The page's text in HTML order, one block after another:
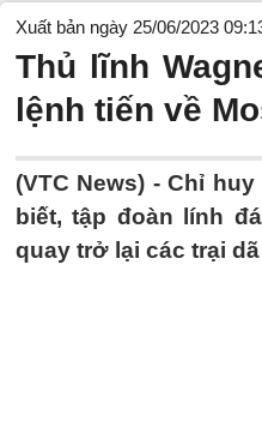
Xuất bản ngày 25/06/2023
Thủ lĩnh
lệnh tiến về
(VTC News) -Chỉ huy
biết, tập đoàn lính
quay trở lại các trại